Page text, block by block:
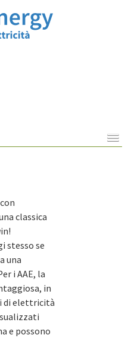
classica
stesso se
una
i AAE, la
in
di elettricità
e possono